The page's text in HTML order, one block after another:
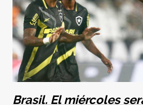
Brasil. El miércoles